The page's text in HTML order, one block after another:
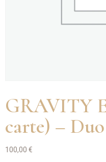
GRAVITY
carte) – Duo
100,00€